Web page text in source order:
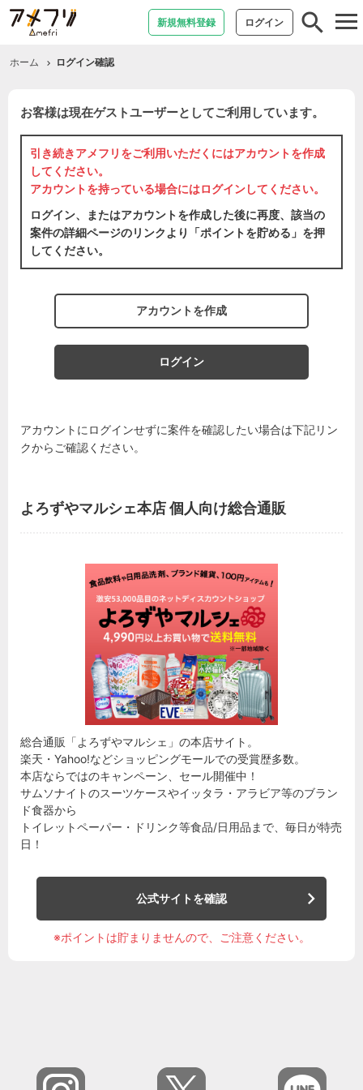
新規無料登録 ログイン
ホーム ログイン確認
お客様は現在ゲストユーザーとしてご利用しています。
引き続きアメフリをご利用いただくにはアカウントを作成
してください。
アカウントを持っている場合にはログインしてください。
ログイン、またはアカウントを作成した後に再度、該当の
案件の詳細ページのリンクより「ポイントを貯める」を押
してください。
アカウントを作成
ログイン
アカウントにログインせずに案件を確認したい場合は下記リン
クからご確認ください。
よろずやマルシェ本店 個人向け総合通販
総合通販「よろずやマルシェ」の本店サイト。
楽天・Yahoo!などショッピングモールでの受賞歴多数。
本店ならではのキャンペーン、セール開催中！
サムソナイトのスーツケースやイッタラ・アラビア等のブラン
ド食器から
トイレットペーパー・ドリンク等食品/日用品まで、毎日が特売
日！
公式サイトを確認
※ポイントは貯まりませんので、ご注意ください。